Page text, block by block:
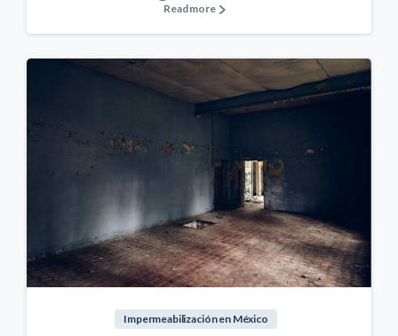
Read more
Impermeabilización en México